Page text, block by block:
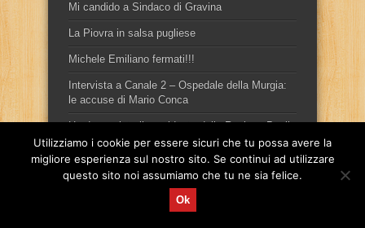
Mi candido a Sindaco di Gravina
La Piovra in salsa pugliese
Michele Emiliano fermati!!!
Intervista a Canale 2 – Ospedale della Murgia:
le accuse di Mario Conca
Ho denunciato il presidente della Regione Puglia
Michele Emiliano
Utilizziamo i cookie per essere sicuri che tu possa avere la
migliore esperienza sul nostro sito. Se continui ad utilizzare
questo sito noi assumiamo che tu ne sia felice.
Ok